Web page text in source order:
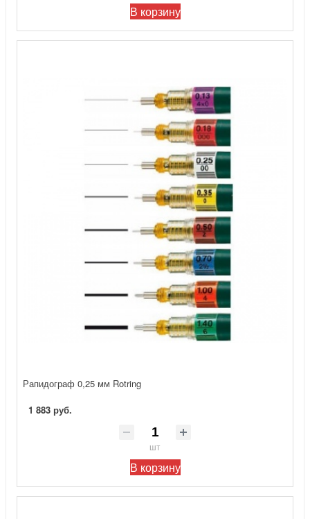
В корзину
Рапидограф 0,25 мм Rotring
1 883 руб.
шт
В корзину